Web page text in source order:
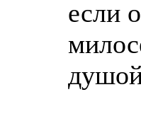
если